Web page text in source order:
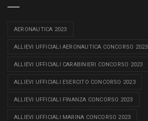
AERONAUTICA 2023
ALLIEVI UFFICIALI AERONAUTICA CONCORSO 2023
ALLIEVI UFFICIALI CARABINIERI CONCORSO 2023
ALLIEVI UFFICIALI ESERCITO CONCORSO 2023
ALLIEVI UFFICIALI FINANZA CONCORSO 2023
ALLIEVI UFFICIALI MARINA CONCORSO 2023